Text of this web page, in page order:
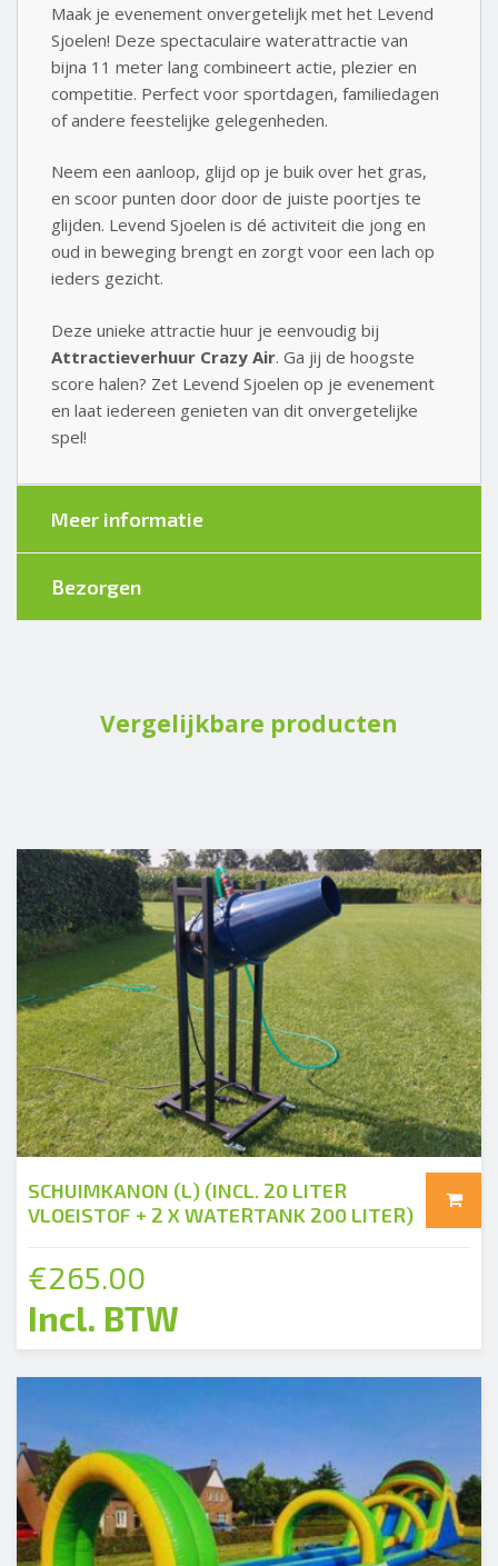
Maak je evenement onvergetelijk met het Levend
Sjoelen! Deze spectaculaire waterattractie van
bijna 11 meter lang combineert actie, plezier en
competitie. Perfect voor sportdagen, familiedagen
of andere feestelijke gelegenheden.
Neem een aanloop, glijd op je buik over het gras,
en scoor punten door door de juiste poortjes te
glijden. Levend Sjoelen is dé activiteit die jong en
oud in beweging brengt en zorgt voor een lach op
ieders gezicht.
Deze unieke attractie huur je eenvoudig bij
Attractieverhuur Crazy Air. Ga jij de hoogste
score halen? Zet Levend Sjoelen op je evenement
en laat iedereen genieten van dit onvergetelijke
spel!
Meer informatie
Bezorgen
Vergelijkbare producten
SCHUIMKANON (L) (INCL. 20 LITER
VLOEISTOF + 2 X WATERTANK 200 LITER)
add
€265.00
Incl. BTW